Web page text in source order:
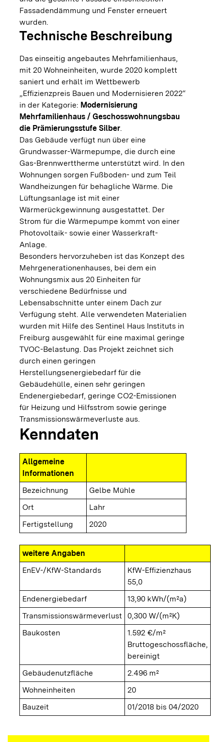
Fassadendämmung und Fenster erneuert
wurden.
Technische Beschreibung
Das einseitig angebautes Mehrfamilienhaus,
mit 20 Wohneinheiten, wurde 2020 komplett
saniert und erhält im Wettbewerb
„Effizienzpreis Bauen und Modernisieren 2022“
in der Kategorie: Modernisierung
Mehrfamilienhaus / Geschosswohnungsbau
die Prämierungsstufe Silber.
Das Gebäude verfügt nun über eine
Grundwasser-Wärmepumpe, die durch eine
Gas-Brennwerttherme unterstützt wird. In den
Wohnungen sorgen Fußboden- und zum Teil
Wandheizungen für behagliche Wärme. Die
Lüftungsanlage ist mit einer
Wärmerückgewinnung ausgestattet. Der
Strom für die Wärmepumpe kommt von einer
Photovoltaik- sowie einer Wasserkraft-
Anlage.
Besonders hervorzuheben ist das Konzept des
Mehrgenerationenhauses, bei dem ein
Wohnungsmix aus 20 Einheiten für
verschiedene Bedürfnisse und
Lebensabschnitte unter einem Dach zur
Verfügung steht. Alle verwendeten Materialien
wurden mit Hilfe des Sentinel Haus Instituts in
Freiburg ausgewählt für eine maximal geringe
TVOC-Belastung. Das Projekt zeichnet sich
durch einen geringen
Herstellungsenergiebedarf für die
Gebäudehülle, einen sehr geringen
Endenergiebedarf, geringe CO2-Emissionen
für Heizung und Hilfsstrom sowie geringe
Transmissionswärmeverluste aus.
Kenndaten
Allgemeine
Informationen
Bezeichnung
Gelbe Mühle
Ort
Lahr
Fertigstellung
2020
weitere Angaben
EnEV-/KfW-Standards
KfW-Effizienzhaus
55,0
Endenergiebedarf
13,90 kWh/(m²a)
Transmissionswärmeverlust
0,300 W/(m²K)
Baukosten
1.592 €/m²
Bruttogeschossfläche,
bereinigt
Gebäudenutzfläche
2.496 m²
Wohneinheiten
20
Bauzeit
01/2018 bis 04/2020